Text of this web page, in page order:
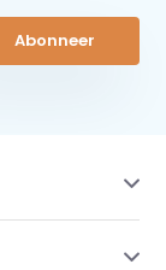
Abonneer